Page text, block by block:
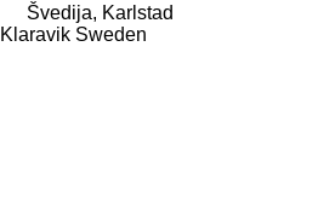
Švedija, Karlstad
Klaravik Sweden